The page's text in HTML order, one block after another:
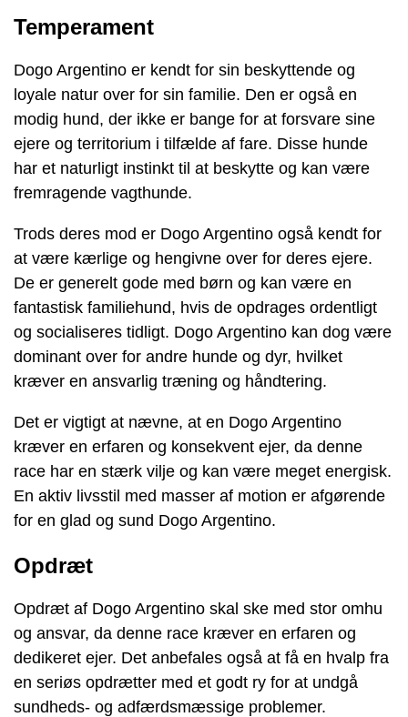
Temperament
Dogo Argentino er kendt for sin beskyttende og
loyale natur over for sin familie. Den er også en
modig hund, der ikke er bange for at forsvare sine
ejere og territorium i tilfælde af fare. Disse hunde
har et naturligt instinkt til at beskytte og kan være
fremragende vagthunde.
Trods deres mod er Dogo Argentino også kendt for
at være kærlige og hengivne over for deres ejere.
De er generelt gode med børn og kan være en
fantastisk familiehund, hvis de opdrages ordentligt
og socialiseres tidligt. Dogo Argentino kan dog være
dominant over for andre hunde og dyr, hvilket
kræver en ansvarlig træning og håndtering.
Det er vigtigt at nævne, at en Dogo Argentino
kræver en erfaren og konsekvent ejer, da denne
race har en stærk vilje og kan være meget energisk.
En aktiv livsstil med masser af motion er afgørende
for en glad og sund Dogo Argentino.
Opdræt
Opdræt af Dogo Argentino skal ske med stor omhu
og ansvar, da denne race kræver en erfaren og
dedikeret ejer. Det anbefales også at få en hvalp fra
en seriøs opdrætter med et godt ry for at undgå
sundheds- og adfærdsmæssige problemer.